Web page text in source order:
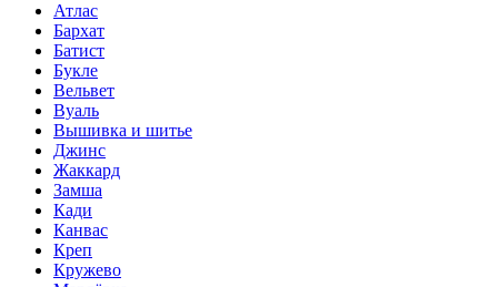
Атлас
Бархат
Батист
Букле
Вельвет
Вуаль
Вышивка и шитье
Джинс
Жаккард
Замша
Кади
Канвас
Креп
Кружево